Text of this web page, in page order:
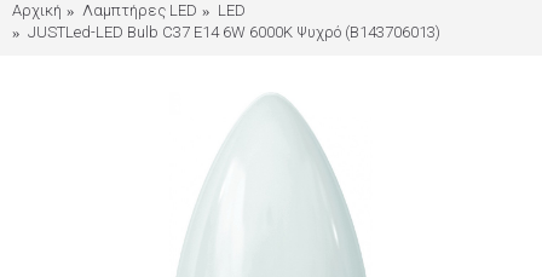
Αρχική Λαμπτήρες LED
LED
JUSTLed-LED Bulb C37 E14 6W 6000K Ψυχρό (B143706013)